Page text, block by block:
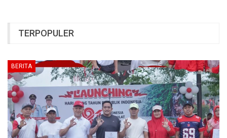
TERPOPULER
BERITA